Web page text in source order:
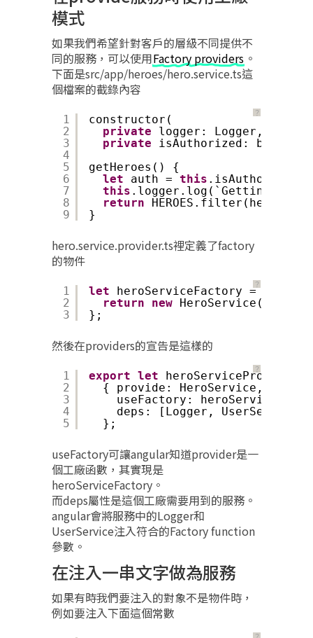
模式
如果我們希望針對客戶的層級不同提供不
同的服務，可以使用Factory providers 。
下面是src/app/heroes/hero.service.ts這
個檔案的截錄內容
？
1
2
3
4
5
6
7
8
9
constructor(
private
logger: Logger,
private
isAuthorized:
getHeroes() {
let
auth = this .isAuthorized
this .logger.log(`Getting
return
HEROES.filter(hero =>
}
hero.service.provider.ts裡定義了factory
的物件
？
1
2
3
let
heroServiceFactory =
return
new
};
然後在providers的宣告是這樣的
？
1
2
3
4
5
export let
heroServiceProvider =
{ provide: HeroService,
useFactory:
deps: [Logger, UserService]
};
useFactory可讓angular知道provider是一
個工廠函數，其實現是
heroServiceFactory。
而deps屬性是這個工廠需要用到的服務。
angular會將服務中的Logger和
UserService注入符合的Factory function
參數。
在注入一串文字做為服務
如果有時我們要注入的對象不是物件時，
例如要注入下面這個常數